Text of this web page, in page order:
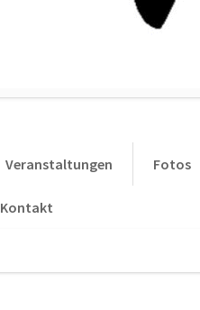
Veranstaltungen Fotos
Kontakt